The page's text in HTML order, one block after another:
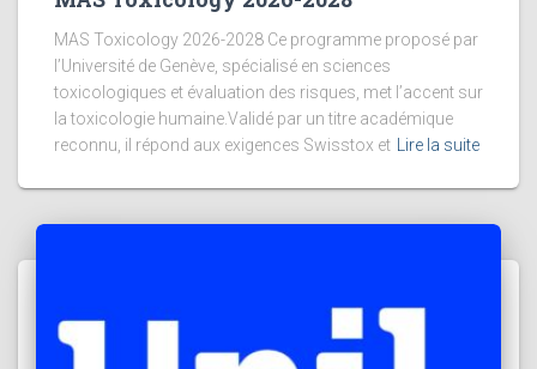
MAS Toxicology 2026-2028 Ce programme proposé par
l’Université de Genève, spécialisé en sciences
toxicologiques et évaluation des risques, met l’accent sur
la toxicologie humaine.Validé par un titre académique
reconnu, il répond aux exigences Swisstox et
Lire la suite